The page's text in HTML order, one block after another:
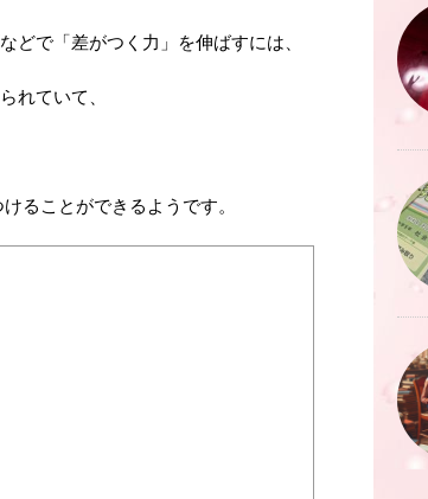
どで「差がつく力」を伸ばすには、
れていて、
ることができるようです。